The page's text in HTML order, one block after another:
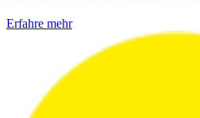
Erfahre mehr